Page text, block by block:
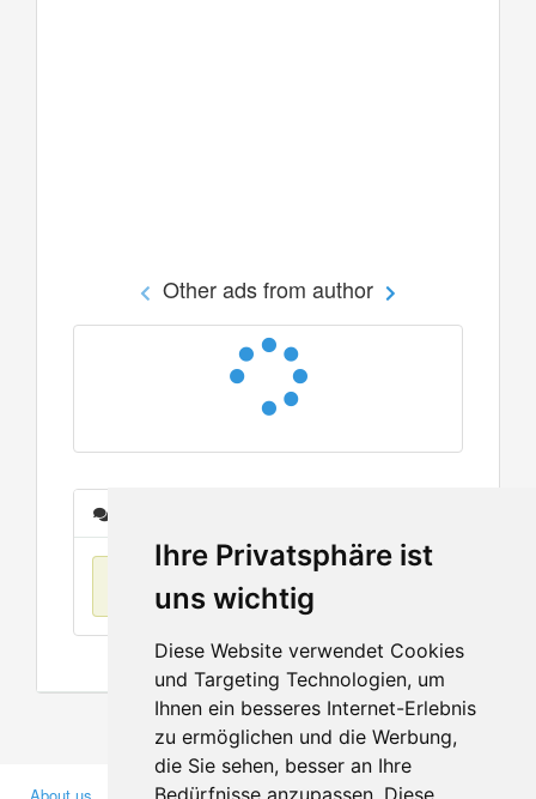
Ihre Privatsphäre ist
uns wichtig
Diese Website verwendet Cookies
und Targeting Technologien, um
Ihnen ein besseres Internet-Erlebnis
zu ermöglichen und die Werbung,
die Sie sehen, besser an Ihre
Bedürfnisse anzupassen. Diese
Other ads from author
No items found
About us Business Partners